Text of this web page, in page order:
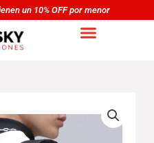
un 10% OFF por menor